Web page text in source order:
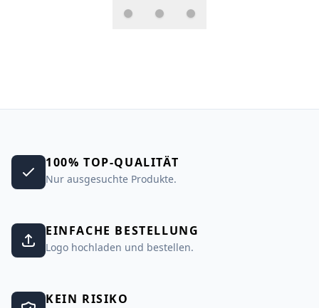
100% TOP-QUALITÄT
Nur ausgesuchte Produkte.
EINFACHE BESTELLUNG
Logo hochladen und bestellen.
KEIN RISIKO